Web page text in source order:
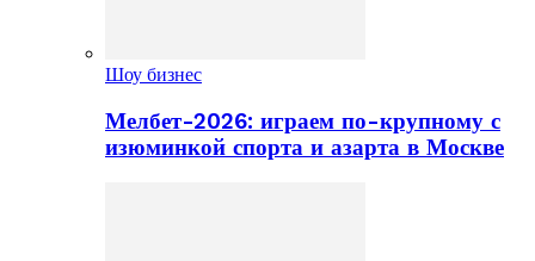
Шоу бизнес
Мелбет-2026: играем по-крупному с
изюминкой спорта и азарта в Москве